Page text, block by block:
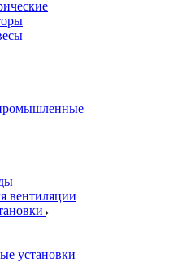
вентиляции
установки